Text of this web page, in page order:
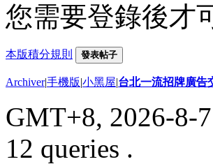
您需要登錄後才
本版積分規則 發表帖子
Archiver|手機版|小黑屋|台北一流招牌廣告
GMT+8, 2026-8-
12 queries .